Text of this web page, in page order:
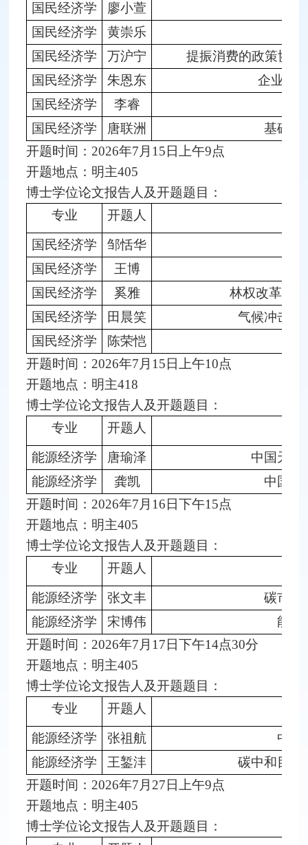
国民经济学
廖小萱
国民经济学
黄崇乐
国民经济学
万沪宁
提振消费的政策协
国民经济学
朱恩东
企业供
国民经济学
李睿
国民经济学
唐联洲
基础设
开题时间：2026年7月15日上午9点
开题地点：明主405
博士学位论文报告人及开题题目：
专业
开题人
国民经济学
邹恬华
国民经济学
王博
国民经济学
奚雅
林权改革实
国民经济学
田晨笑
气候冲击与
国民经济学
陈荣恺
开题时间：2026年7月15日上午10点
开题地点：明主418
博士学位论文报告人及开题题目：
专业
开题人
能源经济学 唐瑜泽
中国天然
能源经济学
龚凯
中国汽
开题时间：2026年7月16日下午15点
开题地点：明主405
博士学位论文报告人及开题题目：
专业
开题人
能源经济学 张文丰
碳市场
能源经济学
宋博伟
能源
开题时间：2026年7月17日下午14点30分
开题地点：明主405
博士学位论文报告人及开题题目：
专业
开题人
能源经济学 张祖航
中国
能源经济学
王錾沣
碳中和目标
开题时间：2026年7月27日上午9点
开题地点：明主405
博士学位论文报告人及开题题目：